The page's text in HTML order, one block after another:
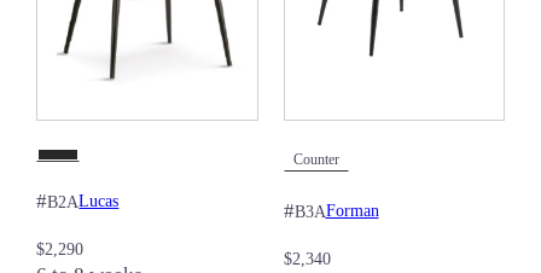
#B2ALucas
$2,290
#B3AForman
Counter
$2,340